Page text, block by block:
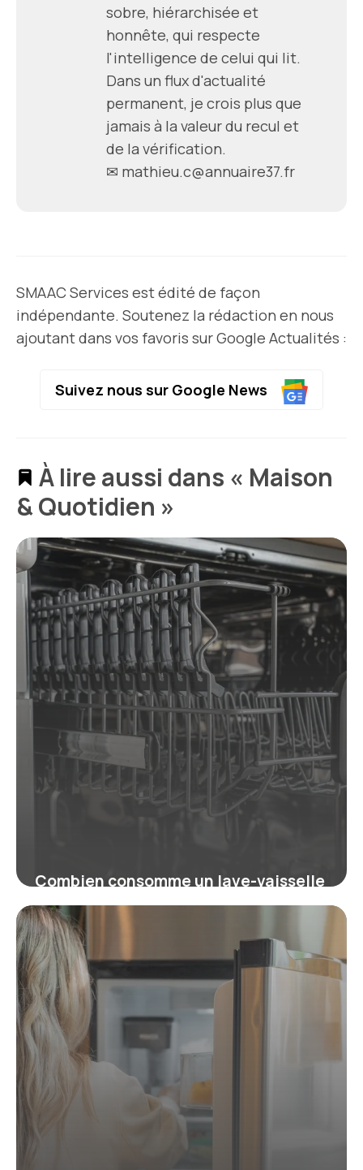
sobre, hiérarchisée et
honnête, qui respecte
l'intelligence de celui qui lit.
Dans un flux d'actualité
permanent, je crois plus que
jamais à la valeur du recul et
de la vérification.
✉ mathieu.c@annuaire37.fr
SMAAC Services est édité de façon
indépendante. Soutenez la rédaction en nous
ajoutant dans vos favoris sur Google Actualités :
Suivez nous sur Google News
À lire aussi dans « Maison
& Quotidien »
Combien consomme un lave-vaisselle
? kWh, coût et budget 2026
16 juillet 2026